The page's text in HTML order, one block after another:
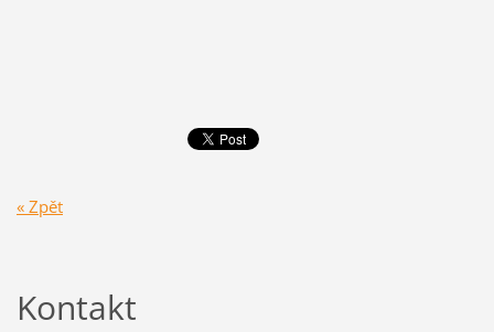
« Zpět
Kontakt